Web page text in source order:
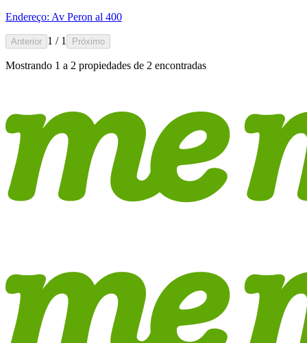
Endereço: Av Peron al 400
Anterior 1 / 1 Próximo
Mostrando 1 a 2 propiedades de 2 encontradas